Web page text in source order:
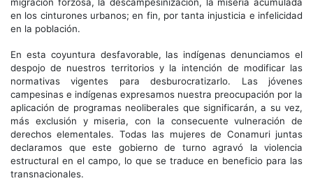
en los cinturones urbanos; en fin, por tanta injusticia e infelicidad
en la población.
En esta coyuntura desfavorable, las indígenas denunciamos el
despojo de nuestros territorios y la intención de modificar las
normativas vigentes para desburocratizarlo. Las jóvenes
campesinas e indígenas expresamos nuestra preocupación por la
aplicación de programas neoliberales que significarán, a su vez,
más exclusión y miseria, con la consecuente vulneración de
derechos elementales. Todas las mujeres de Conamuri juntas
declaramos que este gobierno de turno agravó la violencia
estructural en el campo, lo que se traduce en beneficio para las
transnacionales.